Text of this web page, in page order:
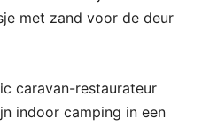
met zand voor de deur
caravan-restaurateur
indoor camping in een